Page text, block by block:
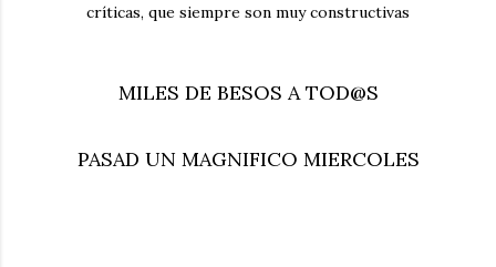
críticas, que siempre son muy constructivas
MILES DE BESOS A TOD@S
PASAD UN MAGNIFICO MIERCOLES